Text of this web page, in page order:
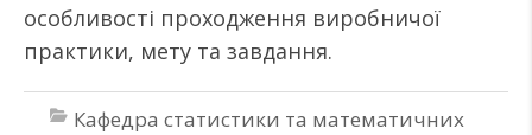
особливості проходження виробничої
практики, мету та завдання.
Кафедра статистики та математичних